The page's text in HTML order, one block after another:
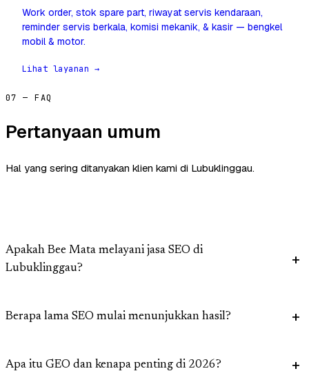
Work order, stok spare part, riwayat servis kendaraan,
reminder servis berkala, komisi mekanik, & kasir — bengkel
mobil & motor.
Lihat layanan →
07 — FAQ
Pertanyaan umum
Hal yang sering ditanyakan klien kami di Lubuklinggau.
Apakah Bee Mata melayani jasa SEO di
Lubuklinggau?
Berapa lama SEO mulai menunjukkan hasil?
Apa itu GEO dan kenapa penting di 2026?